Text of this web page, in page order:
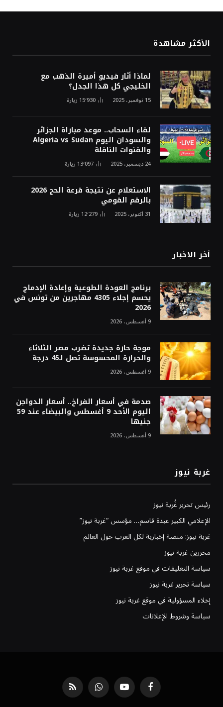
الأكثر مشاهدة
لماذا أثار فيديو أميرة الذهب مع
الخليجي كل هذا الجدل؟
15 نوفمبر، 2025 15٬930 زيارة
لقاء السحاب.. موعد مباراة الجزائر
والسودان اليوم Algeria vs Sudan
والقنوات الناقلة
24 ديسمبر، 2025 13٬097 زيارة
الاستعلام عن نتيجة قرعة الحج 2026
بالرقم القومي
31 أكتوبر، 2025 12٬279 زيارة
أخر الاخبار
برنامج العودة الطوعية وإعادة الإدماج
يحسم إجلاء 4305 مهاجرين من تونس في
2026
9 أغسطس، 2026
موجة حارة جديدة تضرب مصر الثلاثاء
والحرارة المحسوسة تصل لـ45 درجة
9 أغسطس، 2026
صدمة في أسعار الفراخ.. أسعار الدواجن
اليوم الأحد 9 أغسطس والبيضاء عند 59
جنيها
9 أغسطس، 2026
غربة نيوز
رئيس تحرير غُربة نيوز
الإعلامي الكبير عبدة قاسم… مؤسس “غربة نيوز”
غربة نيوز: منصة إخبارية لكل العرب حول العالم
محررين غربة نيوز
سياسة التعليقات في موقع غربة نيوز
سياسة تحرير غربة نيوز
إخلاء المسؤولية في موقع غربة نيوز
سياسة وشروط الإعلانات
فيسبوك يوتيوب واتساب RSS